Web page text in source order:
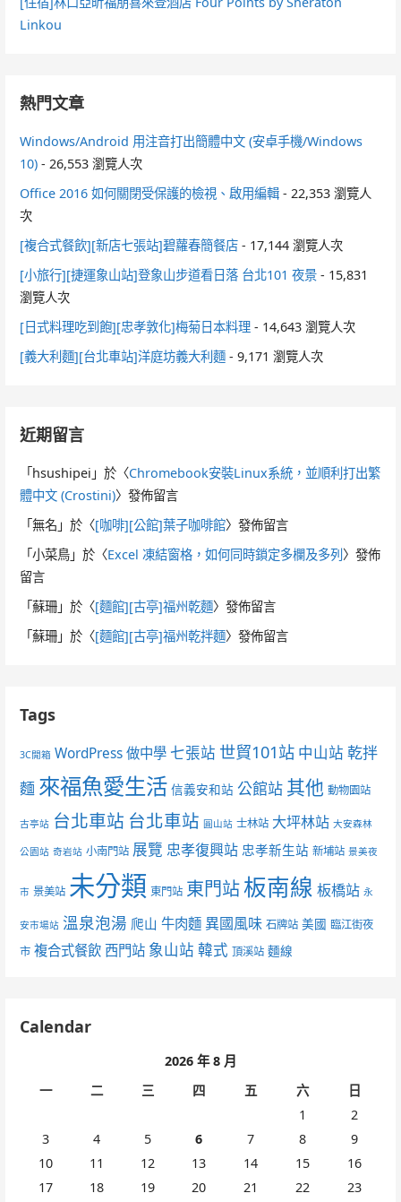
Linkou
熱門文章
Windows/Android 用注音打出簡體中文 (安卓手機/Windows
10) - 26,553 瀏覽人次
Office 2016 如何關閉受保護的檢視、啟用編輯 - 22,353 瀏覽人
次
[複合式餐飲][新店七張站]碧蘿春簡餐店 - 17,144 瀏覽人次
[小旅行][捷運象山站]登象山步道看日落 台北101 夜景 - 15,831
瀏覽人次
[日式料理吃到飽][忠孝敦化]梅菊日本料理 - 14,643 瀏覽人次
[義大利麵][台北車站]洋庭坊義大利麵 - 9,171 瀏覽人次
近期留言
「hsushipei 」於〈Chromebook安裝Linux系統，並順利打出繁
體中文 (Crostini)〉發佈留言
「無名 」於〈[咖啡][公館]葉子咖啡館〉發佈留言
「小菜鳥 」於〈Excel 凍結窗格，如何同時鎖定多欄及多列〉發佈
留言
「蘇珊 」於〈[麵館][古亭]福州乾麵〉發佈留言
「蘇珊 」於〈[麵館][古亭]福州乾拌麵〉發佈留言
Tags
3C開箱 WordPress 做中學 七張站 世貿101站 中山站 乾拌
麵 來福魚愛生活 信義安和站 公館站 其他 動物園站
古亭站 台北車站 台北車站 圓山站 士林站 大坪林站 大安森林
公園站 奇岩站 小南門站 展覽 忠孝復興站 忠孝新生站 新埔站 景美夜
市 景美站 未分類 東門站 東門站板南線 板橋站 永
安市場站 溫泉泡湯 爬山 牛肉麵 異國風味 石牌站 美國 臨江街夜
市 複合式餐飲 西門站 象山站 韓式 頂溪站 麵線
Calendar
2026 年 8 月
一
二 三 四 五 六
日
1
2
3
4 5 6 7 8
9
10
11 12 13 14 15
16
17
18 19 20 21 22
23